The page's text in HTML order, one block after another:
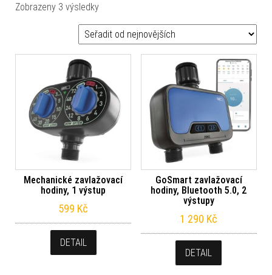
Zobrazeny 3 výsledkySeřazeno od nejnovějších
Mechanické zavlažovací
hodiny, 1 výstup
599 Kč
DETAIL
GoSmart zavlažovací
hodiny, Bluetooth 5.0, 2
výstupy
1 290 Kč
DETAIL